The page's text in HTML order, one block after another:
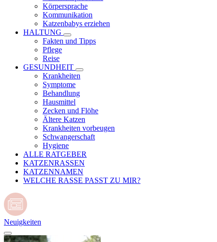
Körpersprache
Kommunikation
Katzenbabys erziehen
HALTUNG
Fakten und Tipps
Pflege
Reise
GESUNDHEIT
Krankheiten
Symptome
Behandlung
Hausmittel
Zecken und Flöhe
Ältere Katzen
Krankheiten vorbeugen
Schwangerschaft
Hygiene
ALLE RATGEBER
KATZENRASSEN
KATZENNAMEN
WELCHE RASSE PASST ZU MIR?
Neuigkeiten